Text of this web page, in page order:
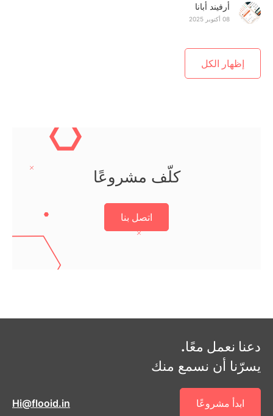
أرفيند أبانا
08 أكتوبر 2025
إظهار الكل
كلّف مشروعًا
اتصل بنا
دعنا نعمل معًا.
يسرّنا أن نسمع منك
ابدأ مشروعًا Hi@flooid.in